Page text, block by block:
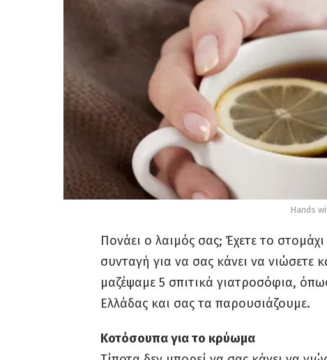
Hands
Πονάει ο λαιμός σας; Έχετε το
συνταγή για να σας κάνει να νιώσετε
μαζέψαμε 5 σπιτικά γιατροσόφια,
Ελλάδας και σας τα παρουσιάζουμε.
Κοτόσουπα για το κρύωμα